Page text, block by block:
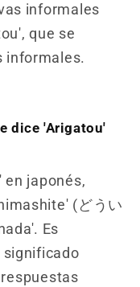
informales
que se
informales.
dice 'Arigatou'
en japonés,
(どうい
Es